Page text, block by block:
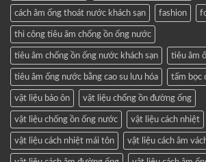
cách âm ống thoát nước khách sạn fashion
thi công tiêu âm chống ồn ống nước
tiêu âm chống ồn ống nước khách sạn tiêu âm
tiêu âm ống nước bằng cao su lưu hóa tấm bọc
vật liệu bảo ôn vật liệu chống ồn đường ống
vật liệu chống ồn ống nước vật liệu cách nhiệt
vật liệu cách nhiệt mái tôn vật liệu cách âm